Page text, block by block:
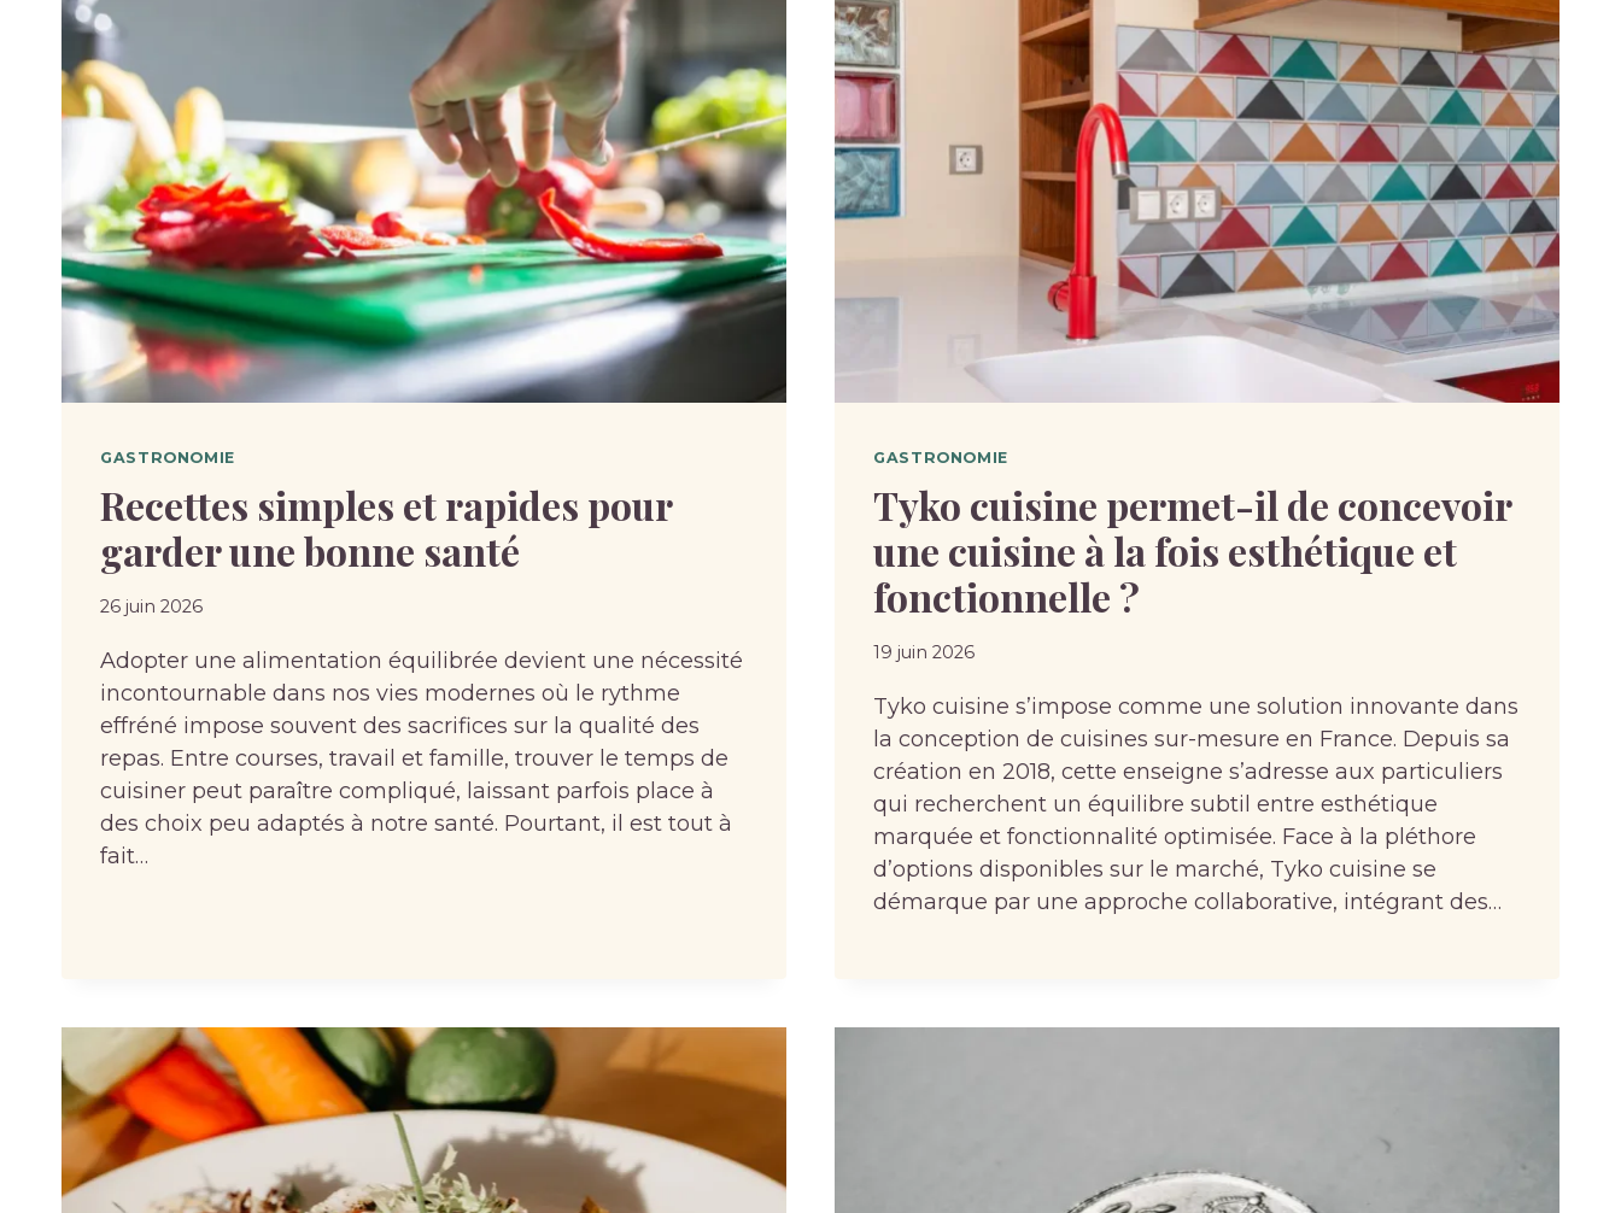
GASTRONOMIE
Recettes simples et rapides pour
garder une bonne santé
26 juin 2026
Adopter une alimentation équilibrée devient une nécessité
incontournable dans nos vies modernes où le rythme
effréné impose souvent des sacrifices sur la qualité des
repas. Entre courses, travail et famille, trouver le temps de
cuisiner peut paraître compliqué, laissant parfois place à
des choix peu adaptés à notre santé. Pourtant, il est tout à
fait…
GASTRONOMIE
Tyko cuisine permet-il de concevoir
une cuisine à la fois esthétique et
fonctionnelle ?
19 juin 2026
Tyko cuisine s’impose comme une solution innovante dans
la conception de cuisines sur-mesure en France. Depuis sa
création en 2018, cette enseigne s’adresse aux particuliers
qui recherchent un équilibre subtil entre esthétique
marquée et fonctionnalité optimisée. Face à la pléthore
d’options disponibles sur le marché, Tyko cuisine se
démarque par une approche collaborative, intégrant des…